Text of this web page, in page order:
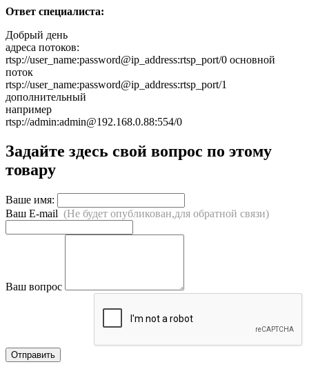
Ответ специалиста:
Добрый день
адреса потоков:
rtsp://user_name:password@ip_address:rtsp_port/0 основной
поток
rtsp://user_name:password@ip_address:rtsp_port/1
дополнительный
например
rtsp://admin:admin@192.168.0.88:554/0
Задайте здесь свой вопрос по этому
товару
Ваше имя:
Ваш E-mail (Не будет опубликован,для обратной связи)
Ваш вопрос
Отправить